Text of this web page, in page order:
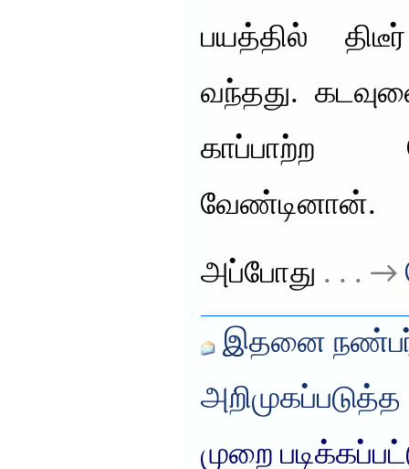
பயத்தில்
வந்தது.
காப்பாற்ற
வேண்டினான்.
அப்போது . . . →
இதனை
அறிமுகப்படுத்த
முறை